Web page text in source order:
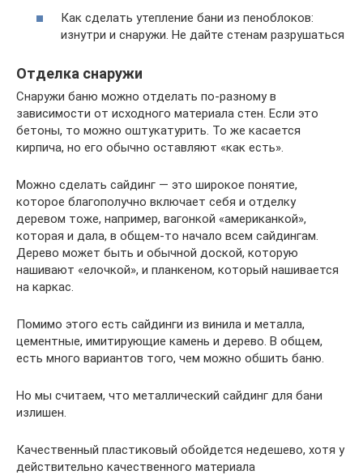
Как сделать утепление бани из пеноблоков:
изнутри и снаружи. Не дайте стенам разрушаться
Отделка снаружи
Снаружи баню можно отделать по-разному в
зависимости от исходного материала стен. Если это
бетоны, то можно оштукатурить. То же касается
кирпича, но его обычно оставляют «как есть».
Можно сделать сайдинг — это широкое понятие,
которое благополучно включает себя и отделку
деревом тоже, например, вагонкой «американкой»,
которая и дала, в общем-то начало всем сайдингам.
Дерево может быть и обычной доской, которую
нашивают «елочкой», и планкеном, который нашивается
на каркас.
Помимо этого есть сайдинги из винила и металла,
цементные, имитирующие камень и дерево. В общем,
есть много вариантов того, чем можно обшить баню.
Но мы считаем, что металлический сайдинг для бани
излишен.
Качественный пластиковый обойдется недешево, хотя у
действительно качественного материала